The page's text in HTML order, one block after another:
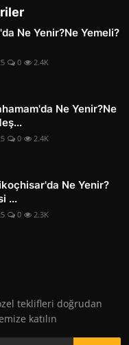
Ne Yenir?Ne Yemeli?
0 2.4K
Ne Yenir?Ne
0 2.4K
Ne Yenir?
...
0 2.3K
teklifleri doğrudan
katılın